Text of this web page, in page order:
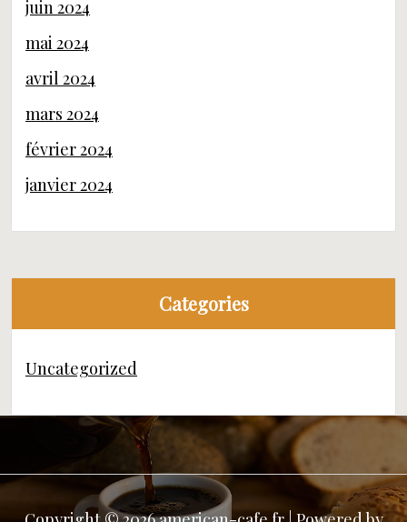
juin 2024
mai 2024
avril 2024
mars 2024
février 2024
janvier 2024
Categories
Uncategorized